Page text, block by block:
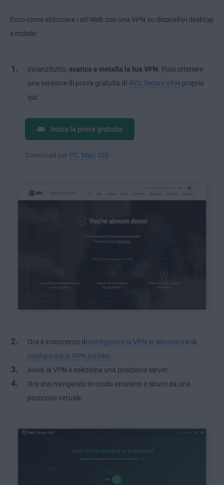
Ecco come sbloccare i siti Web con una VPN su dispositivi desktop
e mobile:
Innanzitutto, scarica e installa la tua VPN . Puoi ottenere
una versione di prova gratuita di AVG Secure VPN proprio
qui:
Inizia la prova gratuita
Download per PC Mac iOS
Ora è il momento di configurare la VPN in Windows o di
configurare la VPN sul Mac
Avvia la VPN e seleziona una posizione server.
Ora stai navigando in modo anonimo e sicuro da una
posizione virtuale.